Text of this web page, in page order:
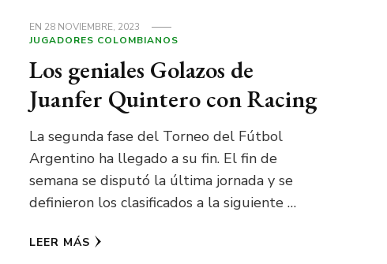
EN 28 NOVIEMBRE, 2023
JUGADORES COLOMBIANOS
Los geniales Golazos de
Juanfer Quintero con Racing
La segunda fase del Torneo del Fútbol
Argentino ha llegado a su fin. El fin de
semana se disputó la última jornada y se
definieron los clasificados a la siguiente …
LEER MÁS